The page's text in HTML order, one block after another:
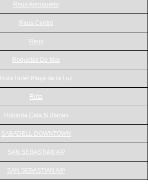
Reus Aeropuerto
Reus Centro
Reus
Roquetas De Mar
Rota Hotel Playa de la Luz
Rota
Rotonda Cala N Blanes
SABADELL DOWNTOWN
SAN SEBASTIAN A P
SAN SEBASTIAN A/P